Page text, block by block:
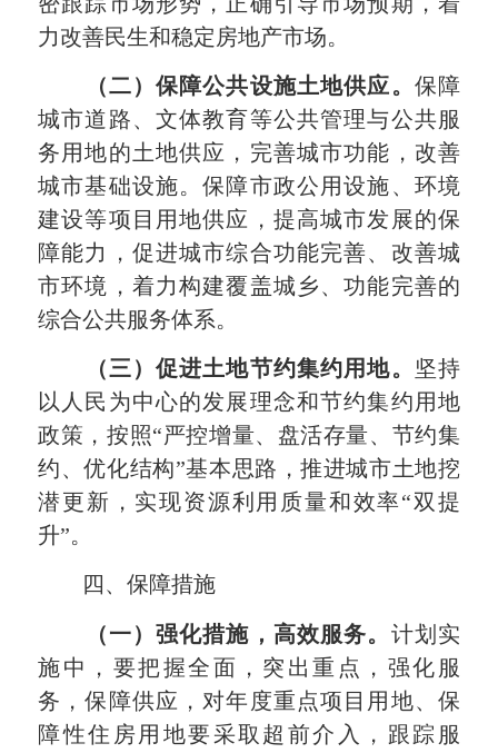
力改善民生和稳定房地产市场。
（二）保障公共设施土地供应。 保障
城市道路、文体教育等公共管理与公共服
务用地的土地供应，完善城市功能，改善
城市基础设施。保障市政公用设施、环境
建设等项目用地供应，提高城市发展的保
障能力，促进城市综合功能完善、改善城
市环境，着力构建覆盖城乡、功能完善的
综合公共服务体系。
（三）促进土地节约集约用地。
坚持
以人民为中心的发展理念和节约集约用地
政策，按照“严控增量、盘活存量、节约集
约、优化结构”基本思路，推进城市土地挖
潜更新，实现资源利用质量和效率“双提
升”。
四、保障措施
（一）强化措施，高效服务。 计划实
施中，要把握全面，突出重点，强化服
务，保障供应，对年度重点项目用地、保
障性住房用地要采取超前介入，跟踪服